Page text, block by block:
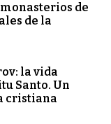
de
de la
la vida
Santo. Un
cristiana